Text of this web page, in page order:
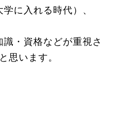
に入れる時代）、
・資格などが重視さ
思います。